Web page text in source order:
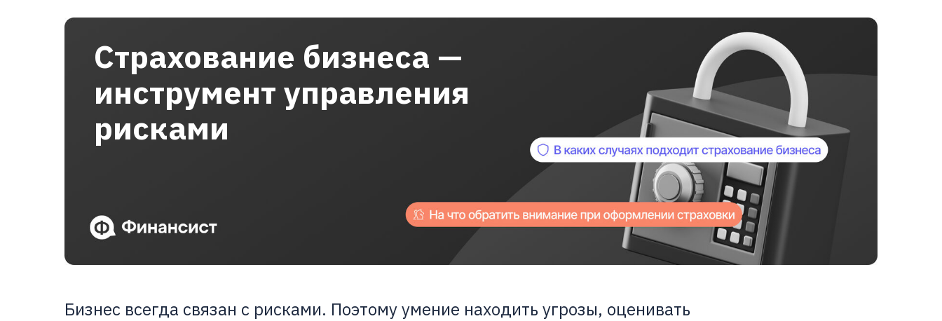
Страхование бизнеса —
инструмент управления
рисками
Бизнес всегда связан с рисками. Поэтому умение находить угрозы, оценивать